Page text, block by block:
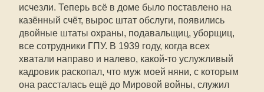
исчезли. Теперь всё в доме было поставлено на
казённый счёт, вырос штат обслуги, появились
двойные штаты охраны, подавальщиц, уборщиц,
все сотрудники ГПУ. В 1939 году, когда всех
хватали направо и налево, какой-то услужливый
кадровик раскопал, что муж моей няни, с которым
она рассталась ещё до Мировой войны, служил